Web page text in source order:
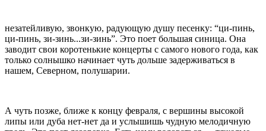
незатейливую, звонкую, радующую душу песенку: “ци-пинь,
ци-пинь, зи-зинь...зи-зинь”. Это поет большая синица. Она
заводит свои коротенькие концерты с самого нового года, как
только солнышко начинает чуть дольше задерживаться в
нашем, Северном, полушарии.
А чуть позже, ближе к концу февраля, с вершины высокой
липы или дуба нет-нет да и услышишь чудную мелодичную